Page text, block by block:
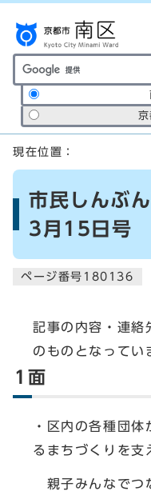
サイト内検索の範囲
ここから本文です
現在位置：
市民しんぶ
3月15日号
ページ番号180136
記事の内容・連
のものとなってい
1面
・区内の各種団
るまちづくりを支
親子みんなでつ